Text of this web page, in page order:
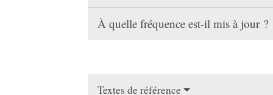
À quelle fréquence est-il mis à jour ?
Textes de référence